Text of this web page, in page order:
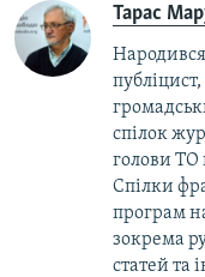
Тарас
Народився
спілок
голови ТО
Спілки
програм
зокрема
статей та